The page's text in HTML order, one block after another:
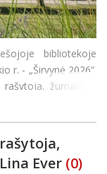
bibliotekoje
r. - „Širvynė 2026“.
žurnaliste,
Ever (0)